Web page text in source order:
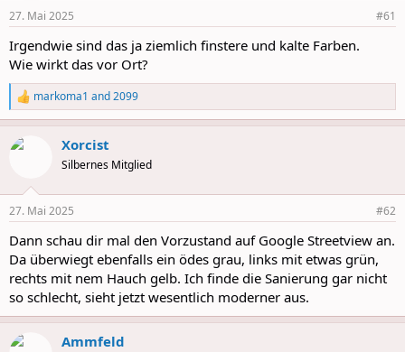
27. Mai 2025 #61
Irgendwie sind das ja ziemlich finstere und kalte Farben.
Wie wirkt das vor Ort?
R
e
a
c
s
markoma1 and2099
Xorcist
Silbernes Mitglied
27. Mai 2025 #62
Dann schau dir mal den Vorzustand auf Google Streetview an.
Da überwiegt ebenfalls ein ödes grau, links mit etwas grün,
rechts mit nem Hauch gelb. Ich finde die Sanierung gar nicht
so schlecht, sieht jetzt wesentlich moderner aus.
Ammfeld